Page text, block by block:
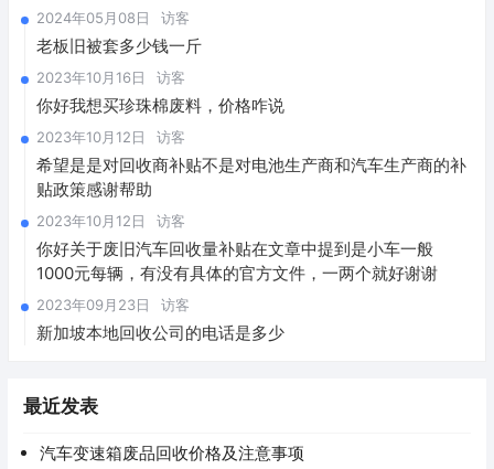
2024年05月08日 访客
老板旧被套多少钱一斤
2023年10月16日 访客
你好我想买珍珠棉废料，价格咋说
2023年10月12日 访客
希望是是对回收商补贴不是对电池生产商和汽车生产商的补
贴政策感谢帮助
2023年10月12日 访客
你好关于废旧汽车回收量补贴在文章中提到是小车一般
1000元每辆，有没有具体的官方文件，一两个就好谢谢
2023年09月23日 访客
新加坡本地回收公司的电话是多少
最近发表
汽车变速箱废品回收价格及注意事项